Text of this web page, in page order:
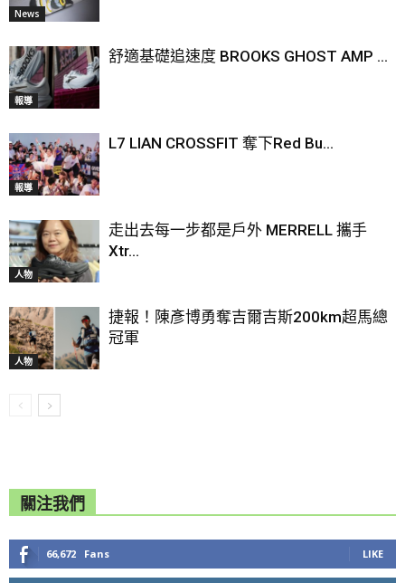
News
報導
舒適基礎追速度 BROOKS GHOST AMP ...
報導
L7 LIAN CROSSFIT 奪下Red Bu...
人物
走出去每一步都是戶外 MERRELL 攜手
Xtr...
人物
捷報！陳彥博勇奪吉爾吉斯200km超馬總
冠軍
關注我們
66,672 Fans LIKE